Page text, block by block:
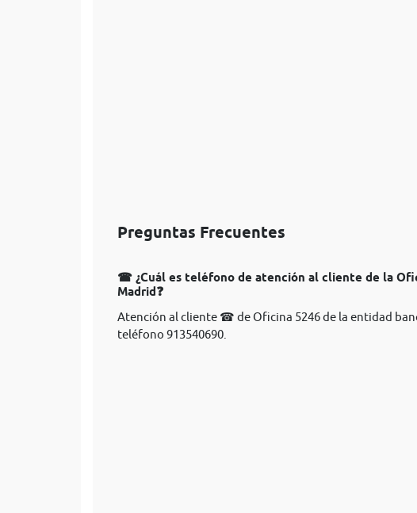
Preguntas Frecuentes
☎ ¿Cuál es teléfono de atención al cliente de la
Madrid❓
Atención al cliente ☎ de Oficina 5246 de la entidad
teléfono 913540690.